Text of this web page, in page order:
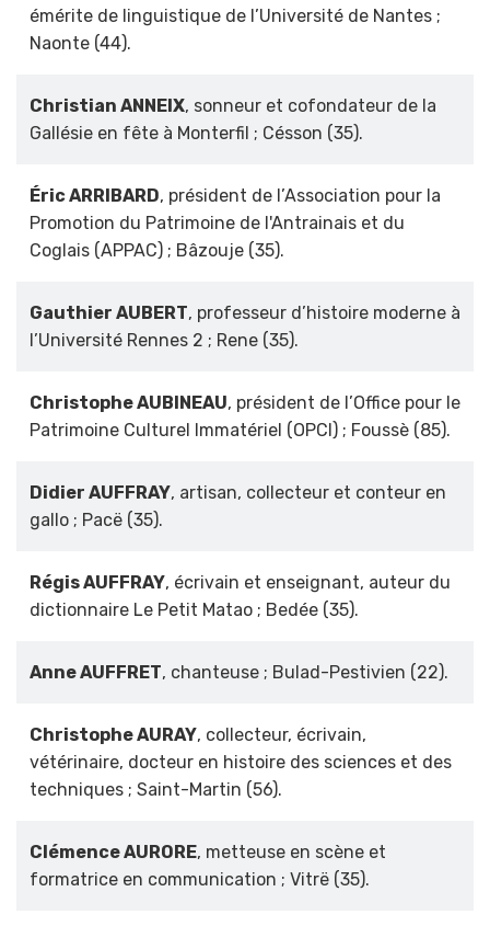
émérite de linguistique de l’Université de Nantes ;
Naonte (44).
Christian ANNEIX, sonneur et cofondateur de la
Gallésie en fête à Monterfil ; Césson (35).
Éric ARRIBARD, président de l’Association pour la
Promotion du Patrimoine de l'Antrainais et du
Coglais (APPAC) ; Bâzouje (35).
Gauthier AUBERT, professeur d’histoire moderne à
l’Université Rennes 2 ; Rene (35).
Christophe AUBINEAU, président de l’Office pour le
Patrimoine Culturel Immatériel (OPCI) ; Foussè (85).
Didier AUFFRAY, artisan, collecteur et conteur en
gallo ; Pacë (35).
Régis AUFFRAY, écrivain et enseignant, auteur du
dictionnaire Le Petit Matao ; Bedée (35).
Anne AUFFRET, chanteuse ; Bulad-Pestivien (22).
Christophe AURAY, collecteur, écrivain,
vétérinaire, docteur en histoire des sciences et des
techniques ; Saint-Martin (56).
Clémence AURORE, metteuse en scène et
formatrice en communication ; Vitrë (35).